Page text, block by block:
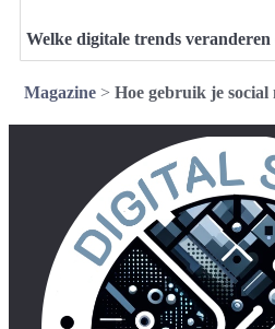
Welke digitale trends veranderen
Magazine> Hoe gebruik je social